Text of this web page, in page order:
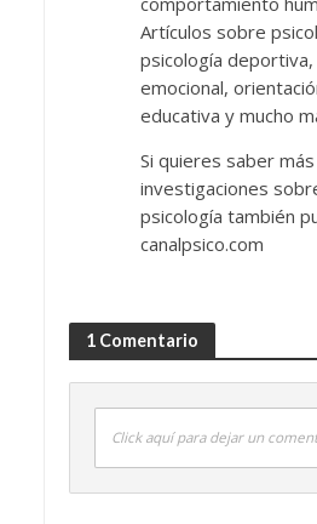
Artículos sobre
psicología deportiva,
emocional,
educativa y mucho
Si quieres saber
investigaciones
psicología también
canalpsico.com
1 Comentario
Click aquí para dejar un